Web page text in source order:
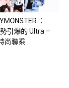
：
引爆的 Ultra –
尚聯乘